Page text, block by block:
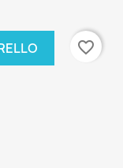
favorite_border